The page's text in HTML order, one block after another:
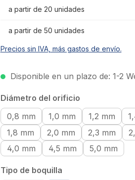
a partir de 20 unidades
a partir de 50 unidades
Precios sin IVA, más gastos de envío.
Disponible en un plazo de: 1-2
Seleccionar
Diámetro del orificio
0,8 mm
1,0 mm 1,2 mm
1,8 mm 2,0 mm 2,3 mm
4,0 mm
4,5 mm 5,0 mm
Seleccionar
Tipo de boquilla